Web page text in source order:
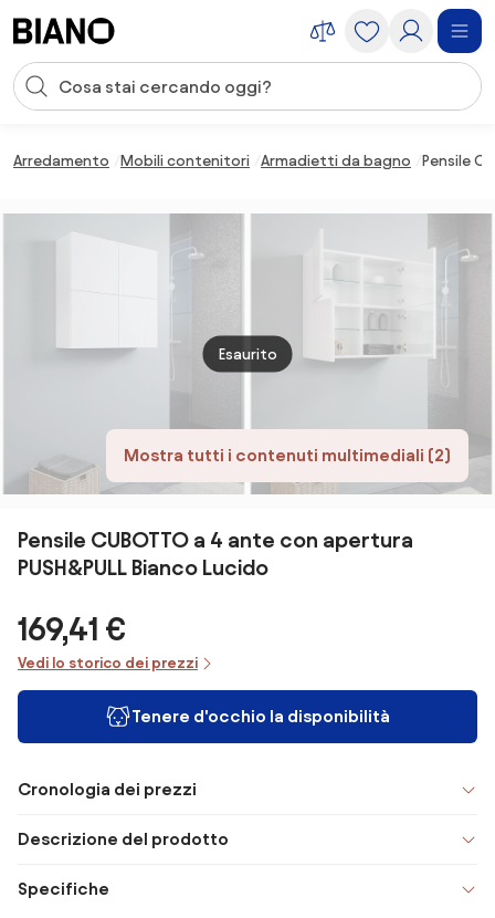
Input della ricerca
Arredamento Mobili contenitori Armadietti da bagno Pensile
Mostra tutti i contenuti multimediali (2)
Esaurito
Pensile CUBOTTO a 4 ante con apertura
PUSH&PULL Bianco Lucido
169,41 €
Vedi lo storico dei prezzi
Tenere d'occhio la disponibilità
Cronologia dei prezzi
Descrizione del prodotto
Specifiche